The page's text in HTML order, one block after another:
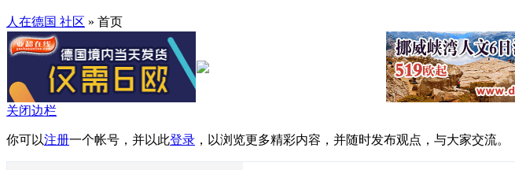
人在德国 社区 » 首页
关闭边栏
你可以注册一个帐号，并以此登录 ，以浏览更多精彩内容，并随时发布观点，与大家交流。